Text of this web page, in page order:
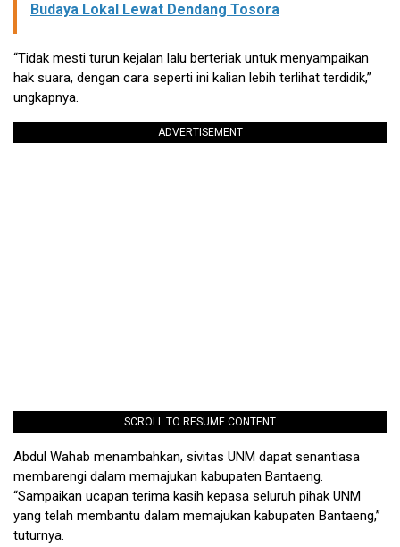
Budaya Lokal Lewat Dendang Tosora
“Tidak mesti turun kejalan lalu berteriak untuk menyampaikan
hak suara, dengan cara seperti ini kalian lebih terlihat terdidik,”
ungkapnya.
ADVERTISEMENT
SCROLL TO RESUME CONTENT
Abdul Wahab menambahkan, sivitas UNM dapat senantiasa
membarengi dalam memajukan kabupaten Bantaeng.
“Sampaikan ucapan terima kasih kepasa seluruh pihak UNM
yang telah membantu dalam memajukan kabupaten Bantaeng,”
tuturnya.